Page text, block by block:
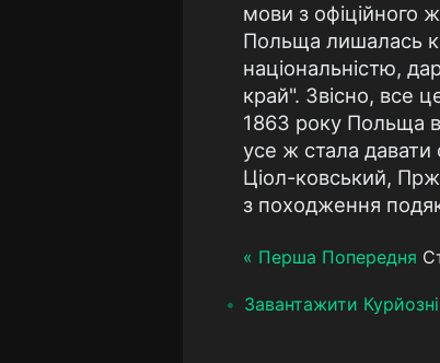
мови з офіційного
Польща лишалась
національністю,
край". Звісно, все
1863 року Польща
усе ж стала давати
Ціол-ковський,
з походження
« Перша Попередня
Завантажити Курйозні